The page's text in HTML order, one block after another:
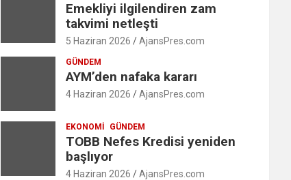
Emekliyi ilgilendiren zam
takvimi netleşti
5 Haziran 2026 AjansPres.com
GÜNDEM
AYM’den nafaka kararı
4 Haziran 2026 AjansPres.com
EKONOMI GÜNDEM
TOBB Nefes Kredisi yeniden
başlıyor
4 Haziran 2026 AjansPres.com